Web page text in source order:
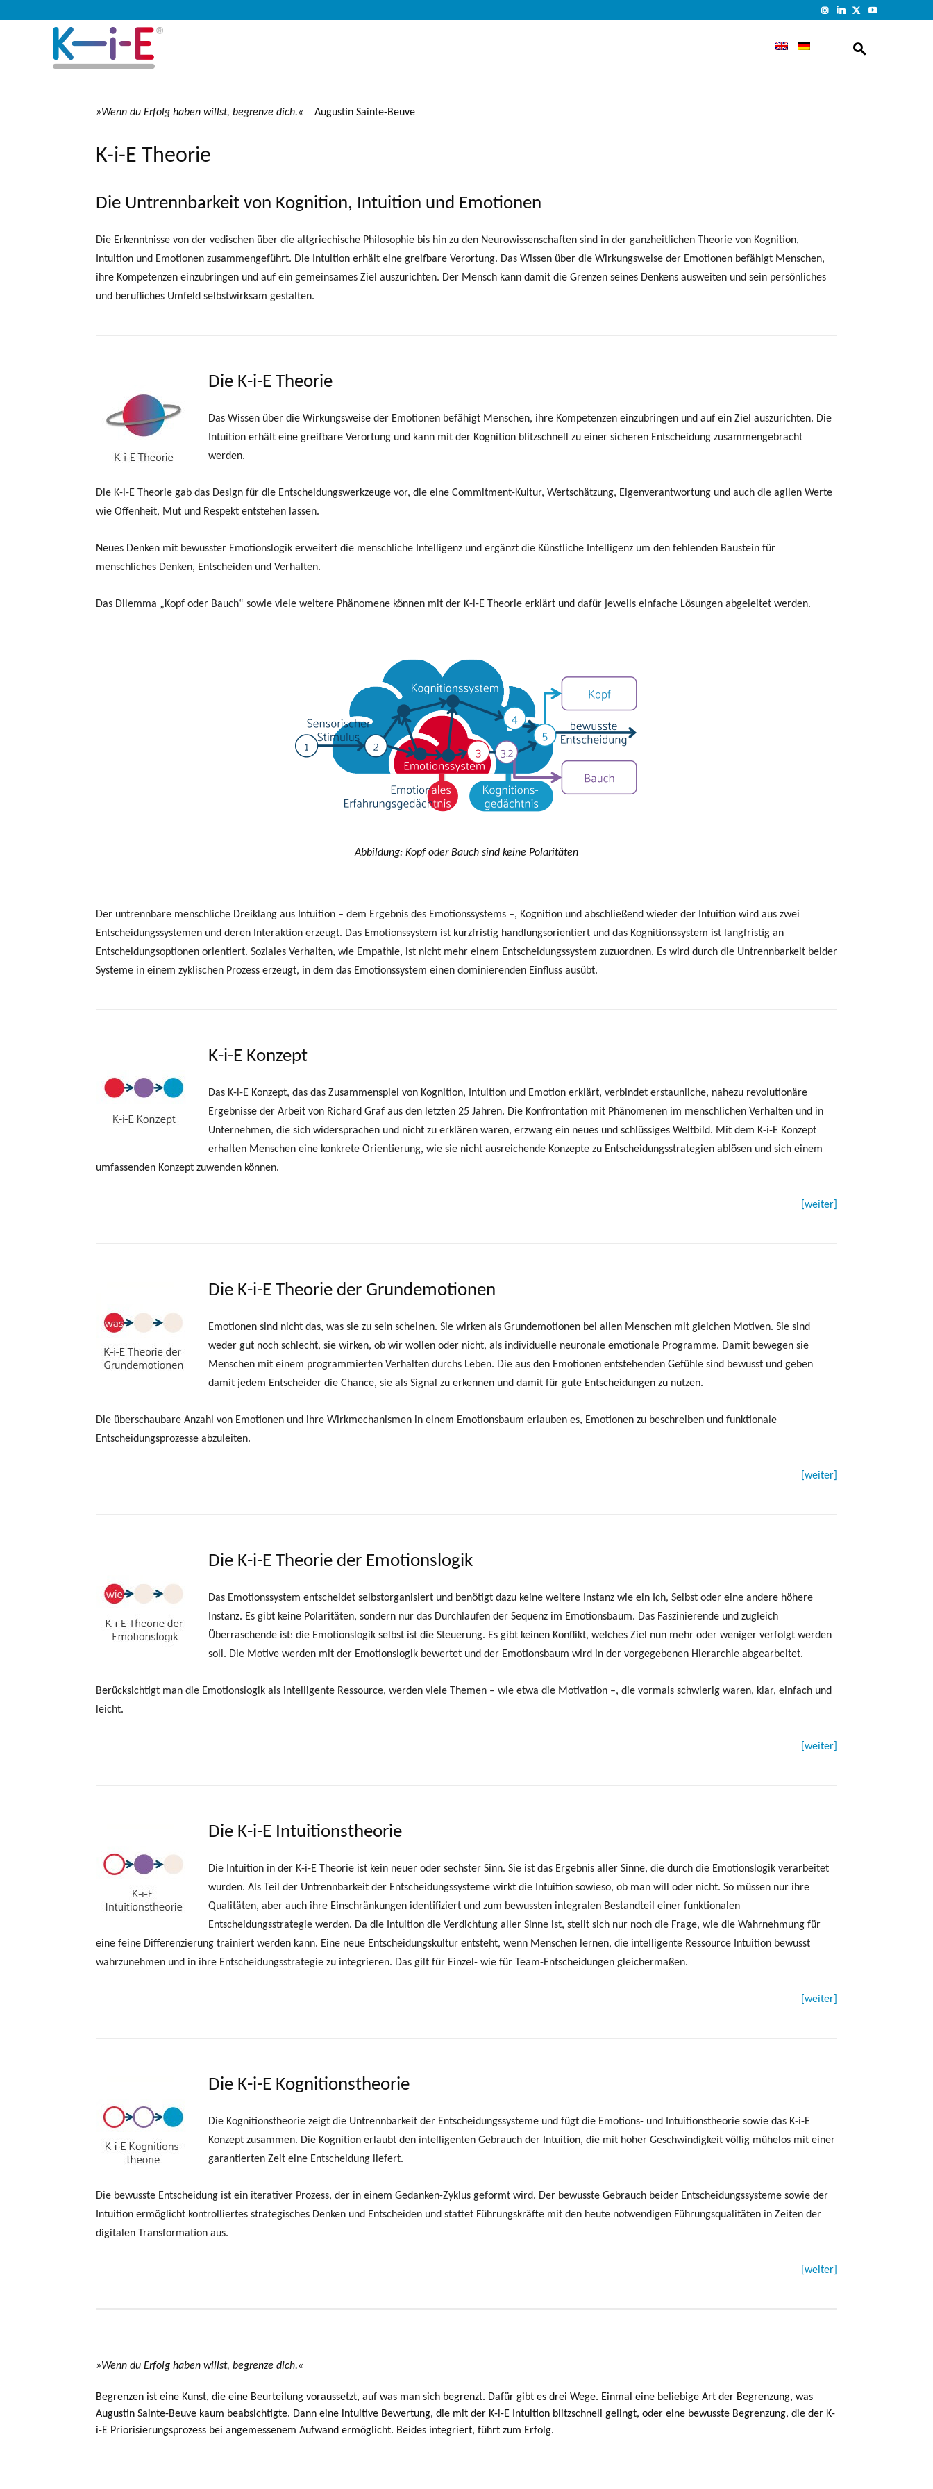
»Wenn du Erfolg haben willst, begrenze dich.« Augustin Sainte-Beuve
K-i-E Theorie
Die Untrennbarkeit von Kognition, Intuition und Emotionen
Die Erkenntnisse von der vedischen über die altgriechische Philosophie bis hin zu den Neurowissenschaften sind in der ganzheitlichen Theorie von Kognition,
Intuition und Emotionen zusammengeführt. Die Intuition erhält eine greifbare Verortung. Das Wissen über die Wirkungsweise der Emotionen befähigt Menschen,
ihre Kompetenzen einzubringen und auf ein gemeinsames Ziel auszurichten. Der Mensch kann damit die Grenzen seines Denkens ausweiten und sein persönliches
und berufliches Umfeld selbstwirksam gestalten.
Die K-i-E Theorie
Das Wissen über die Wirkungsweise der Emotionen befähigt Menschen, ihre Kompetenzen einzubringen und auf ein Ziel auszurichten. Die
Intuition erhält eine greifbare Verortung und kann mit der Kognition blitzschnell zu einer sicheren Entscheidung zusammengebracht
werden.
Die K-i-E Theorie gab das Design für die Entscheidungswerkzeuge vor, die eine Commitment-Kultur, Wertschätzung, Eigenverantwortung und auch die agilen Werte
wie Offenheit, Mut und Respekt entstehen lassen.
Neues Denken mit bewusster Emotionslogik erweitert die menschliche Intelligenz und ergänzt die Künstliche Intelligenz um den fehlenden Baustein für
menschliches Denken, Entscheiden und Verhalten.
Das Dilemma „Kopf oder Bauch“ sowie viele weitere Phänomene können mit der K-i-E Theorie erklärt und dafür jeweils einfache Lösungen abgeleitet werden.
Abbildung: Kopf oder Bauch sind keine Polaritäten
Der untrennbare menschliche Dreiklang aus Intuition – dem Ergebnis des Emotionssystems –, Kognition und abschließend wieder der Intuition wird aus zwei
Entscheidungssystemen und deren Interaktion erzeugt. Das Emotionssystem ist kurzfristig handlungsorientiert und das Kognitionssystem ist langfristig an
Entscheidungsoptionen orientiert. Soziales Verhalten, wie Empathie, ist nicht mehr einem Entscheidungssystem zuzuordnen. Es wird durch die Untrennbarkeit beider
Systeme in einem zyklischen Prozess erzeugt, in dem das Emotionssystem einen dominierenden Einfluss ausübt.
K-i-E Konzept
Das K-i-E Konzept, das das Zusammenspiel von Kognition, Intuition und Emotion erklärt, verbindet erstaunliche, nahezu revolutionäre
Ergebnisse der Arbeit von Richard Graf aus den letzten 25 Jahren. Die Konfrontation mit Phänomenen im menschlichen Verhalten und in
Unternehmen, die sich widersprachen und nicht zu erklären waren, erzwang ein neues und schlüssiges Weltbild. Mit dem K-i-E Konzept
erhalten Menschen eine konkrete Orientierung, wie sie nicht ausreichende Konzepte zu Entscheidungsstrategien ablösen und sich einem
umfassenden Konzept zuwenden können.
[weiter]
Die K-i-E Theorie der Grundemotionen
Emotionen sind nicht das, was sie zu sein scheinen. Sie wirken als Grundemotionen bei allen Menschen mit gleichen Motiven. Sie sind
weder gut noch schlecht, sie wirken, ob wir wollen oder nicht, als individuelle neuronale emotionale Programme. Damit bewegen sie
Menschen mit einem programmierten Verhalten durchs Leben. Die aus den Emotionen entstehenden Gefühle sind bewusst und geben
damit jedem Entscheider die Chance, sie als Signal zu erkennen und damit für gute Entscheidungen zu nutzen.
Die überschaubare Anzahl von Emotionen und ihre Wirkmechanismen in einem Emotionsbaum erlauben es, Emotionen zu beschreiben und funktionale
Entscheidungsprozesse abzuleiten.
[weiter]
Die K-i-E Theorie der Emotionslogik
Das Emotionssystem entscheidet selbstorganisiert und benötigt dazu keine weitere Instanz wie ein Ich, Selbst oder eine andere höhere
Instanz. Es gibt keine Polaritäten, sondern nur das Durchlaufen der Sequenz im Emotionsbaum. Das Faszinierende und zugleich
Überraschende ist: die Emotionslogik selbst ist die Steuerung. Es gibt keinen Konflikt, welches Ziel nun mehr oder weniger verfolgt werden
soll. Die Motive werden mit der Emotionslogik bewertet und der Emotionsbaum wird in der vorgegebenen Hierarchie abgearbeitet.
Berücksichtigt man die Emotionslogik als intelligente Ressource, werden viele Themen – wie etwa die Motivation –, die vormals schwierig waren, klar, einfach und
leicht.
[weiter]
Die K-i-E Intuitionstheorie
Die Intuition in der K-i-E Theorie ist kein neuer oder sechster Sinn. Sie ist das Ergebnis aller Sinne, die durch die Emotionslogik verarbeitet
wurden. Als Teil der Untrennbarkeit der Entscheidungssysteme wirkt die Intuition sowieso, ob man will oder nicht. So müssen nur ihre
Qualitäten, aber auch ihre Einschränkungen identifiziert und zum bewussten integralen Bestandteil einer funktionalen
Entscheidungsstrategie werden. Da die Intuition die Verdichtung aller Sinne ist, stellt sich nur noch die Frage, wie die Wahrnehmung für
eine feine Differenzierung trainiert werden kann. Eine neue Entscheidungskultur entsteht, wenn Menschen lernen, die intelligente Ressource Intuition bewusst
wahrzunehmen und in ihre Entscheidungsstrategie zu integrieren. Das gilt für Einzel- wie für Team-Entscheidungen gleichermaßen.
[weiter]
Die K-i-E Kognitionstheorie
Die Kognitionstheorie zeigt die Untrennbarkeit der Entscheidungssysteme und fügt die Emotions- und Intuitionstheorie sowie das K-i-E
Konzept zusammen. Die Kognition erlaubt den intelligenten Gebrauch der Intuition, die mit hoher Geschwindigkeit völlig mühelos mit einer
garantierten Zeit eine Entscheidung liefert.
Die bewusste Entscheidung ist ein iterativer Prozess, der in einem Gedanken-Zyklus geformt wird. Der bewusste Gebrauch beider Entscheidungssysteme sowie der
Intuition ermöglicht kontrolliertes strategisches Denken und Entscheiden und stattet Führungskräfte mit den heute notwendigen Führungsqualitäten in Zeiten der
digitalen Transformation aus.
[weiter]
»Wenn du Erfolg haben willst, begrenze dich.«
Begrenzen ist eine Kunst, die eine Beurteilung voraussetzt, auf was man sich begrenzt. Dafür gibt es drei Wege. Einmal eine beliebige Art der Begrenzung, was
Augustin Sainte-Beuve kaum beabsichtigte. Dann eine intuitive Bewertung, die mit der K-i-E Intuition blitzschnell gelingt, oder eine bewusste Begrenzung, die der K-
i-E Priorisierungsprozess bei angemessenem Aufwand ermöglicht. Beides integriert, führt zum Erfolg.